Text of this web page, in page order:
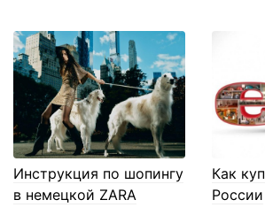
Инструкция по шопингу
в немецкой ZARA
Как
России